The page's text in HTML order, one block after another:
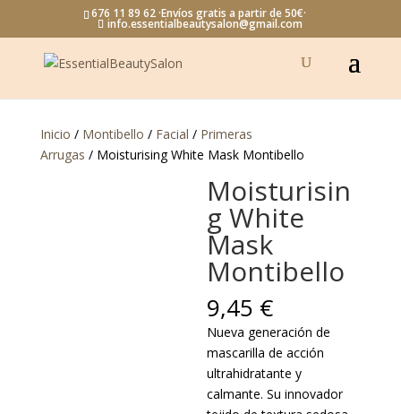
676 11 89 62 ·Envíos gratis a partir de 50€·
info.essentialbeautysalon@gmail.com
Inicio / Montibello / Facial / Primeras
Arrugas / Moisturising White Mask Montibello
Moisturisin
g White
Mask
Montibello
9,45 €
Nueva generación de
mascarilla de acción
ultrahidratante y
calmante. Su innovador